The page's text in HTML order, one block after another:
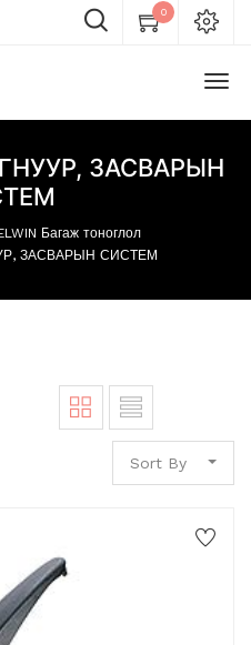
0
ЗАСВАРЫН
Багаж тоноглол
ЗАСВАРЫН СИСТЕМ
Sort By